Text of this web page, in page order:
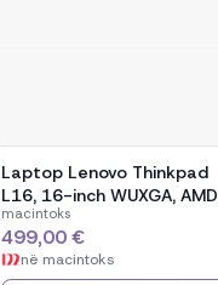
Laptop Lenovo Thinkpad
L16, 16-inch WUXGA, AMD
Ryzen 5 Pro-7535U, 16GB
Ram DDR5, 512GB SSD -
Black
macintoks
499,00 €
në macintoks